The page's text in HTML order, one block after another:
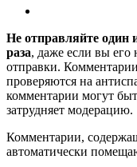
Не отправляйте один
раза, даже если вы его
отправки.
проверяются на
комментарии могут
затрудняет модерацию.
Комментарии,
автоматически